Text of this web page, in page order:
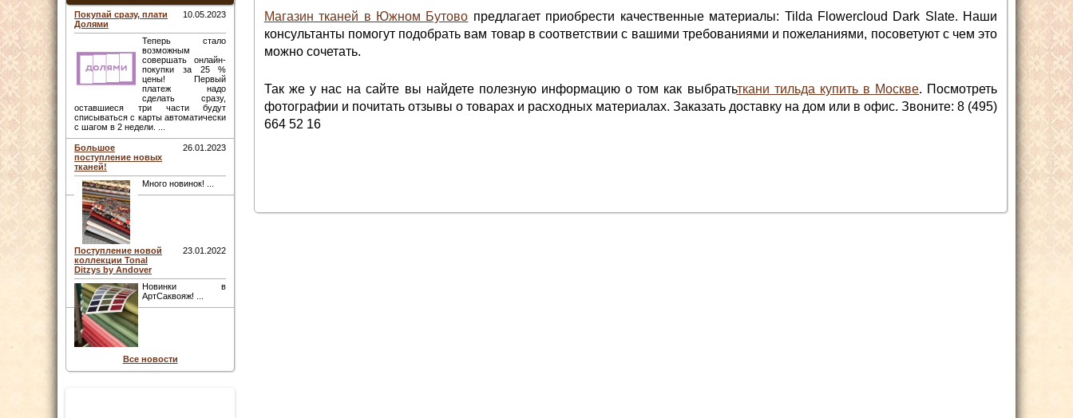
Покупай сразу, плати
Долями
10.05.2023
Теперь стало
возможным
совершать онлайн-
покупки за 25 %
цены! Первый
платеж надо
сделать сразу,
оставшиеся три части будут
списываться с карты автоматически
с шагом в 2 недели. ...
Большое
поступление новых
тканей!
26.01.2023
Много новинок! ...
Поступление новой
коллекции Tonal
Ditzys by Andover
23.01.2022
Новинки в
АртСаквояж! ...
Все новости
Магазин тканей в Южном Бутово предлагает приобрести качественные материалы: Tilda Flowercloud Dark Slate. Наши
консультанты помогут подобрать вам товар в соответствии с вашими требованиями и пожеланиями, посоветуют с чем это
можно сочетать.
Так же у нас на сайте вы найдете полезную информацию о том как выбратьткани тильда купить в Москве. Посмотреть
фотографии и почитать отзывы о товарах и расходных материалах. Заказать доставку на дом или в офис. Звоните: 8 (495)
664 52 16